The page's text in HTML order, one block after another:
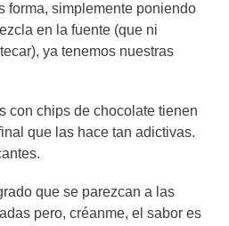
forma, simplemente poniendo
en la fuente (que ni
ya tenemos nuestras
con chips de chocolate tienen
que las hace tan adictivas.
que se parezcan a las
pero, créanme, el sabor es